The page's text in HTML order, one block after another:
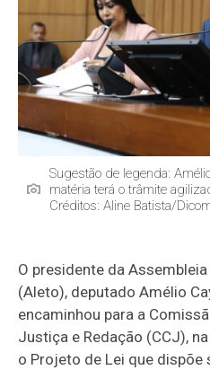
Sugestão de legenda:
matéria terá o trâmite
Créditos: Aline Batista/
O presidente da
(Aleto), deputado Amélio
encaminhou para a
Justiça e Redação (CCJ),
o Projeto de Lei que dispõe